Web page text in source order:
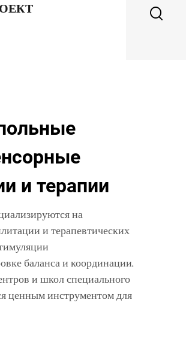
и терапии
на
и терапевтических
баланса и координации.
и школ специального
ценным инструментом для